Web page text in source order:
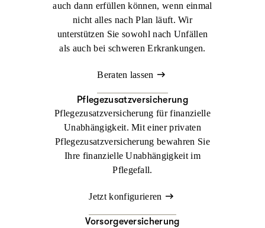
auch dann erfüllen können, wenn einmal
nicht alles nach Plan läuft. Wir
unterstützen Sie sowohl nach Unfällen
als auch bei schweren Erkrankungen.
Beraten lassen
Pflegezusatzversicherung
Pflegezusatzversicherung für finanzielle
Unabhängigkeit. Mit einer privaten
Pflegezusatzversicherung bewahren Sie
Ihre finanzielle Unabhängigkeit im
Pflegefall.
Jetzt konfigurieren
Vorsorgeversicherung